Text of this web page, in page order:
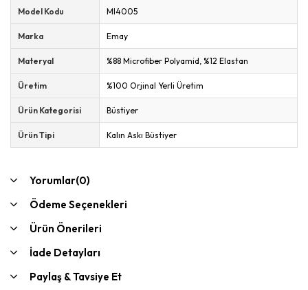
Model Kodu MI4005
Marka Emay
Materyal %88 Microfiber Polyamid, %12 Elastan
Üretim %100 Orjinal Yerli Üretim
Ürün Kategorisi Büstiyer
Ürün Tipi Kalın Askı Büstiyer
Yorumlar(0)
Ödeme Seçenekleri
Ürün Önerileri
İade Detayları
Paylaş & Tavsiye Et